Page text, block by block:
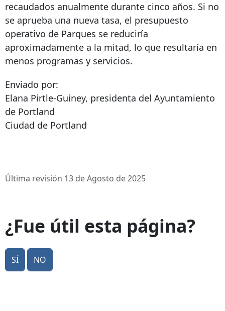
recaudados anualmente durante cinco años. Si no
se aprueba una nueva tasa, el presupuesto
operativo de Parques se reduciría
aproximadamente a la mitad, lo que resultaría en
menos programas y servicios.
Enviado por:
Elana Pirtle-Guiney, presidenta del Ayuntamiento
de Portland
Ciudad de Portland
Última revisión 13 de Agosto de 2025
¿Fue útil esta página?
Sí No